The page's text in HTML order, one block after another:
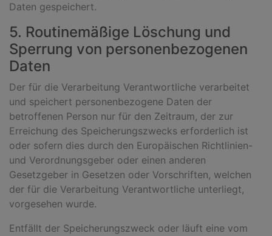
Daten gespeichert.
5. Routinemäßige Löschung und
Sperrung von personenbezogenen
Daten
Der für die Verarbeitung Verantwortliche verarbeitet
und speichert personenbezogene Daten der
betroffenen Person nur für den Zeitraum, der zur
Erreichung des Speicherungszwecks erforderlich ist
oder sofern dies durch den Europäischen Richtlinien-
und Verordnungsgeber oder einen anderen
Gesetzgeber in Gesetzen oder Vorschriften, welchen
der für die Verarbeitung Verantwortliche unterliegt,
vorgesehen wurde.
Entfällt der Speicherungszweck oder läuft eine vom